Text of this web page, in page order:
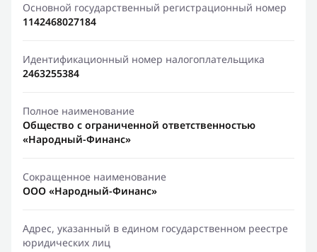
Основной государственный регистрационный номер
1142468027184
Идентификационный номер налогоплательщика
2463255384
Полное наименование
Общество с ограниченной ответственностью
«Народный-Финанс»
Сокращенное наименование
ООО «Народный-Финанс»
Адрес, указанный в едином государственном реестре
юридических лиц